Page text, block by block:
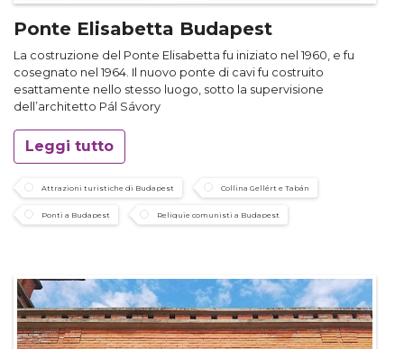
Ponte Elisabetta Budapest
La costruzione del Ponte Elisabetta fu iniziato nel 1960, e fu
cosegnato nel 1964. Il nuovo ponte di cavi fu costruito
esattamente nello stesso luogo, sotto la supervisione
dell’architetto Pál Sávory
Leggi tutto
Attrazioni turistiche di Budapest Collina Gellért e Tabán
Ponti a Budapest Reliquie comunisti a Budapest